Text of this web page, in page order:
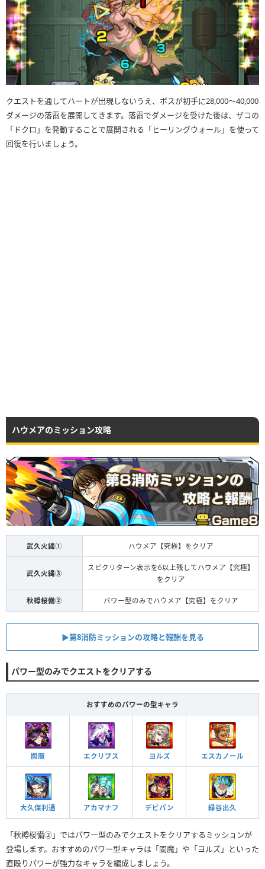
クエストを通してハートが出現しないうえ、ボスが初手に28,000〜40,000
ダメージの落雷を展開してきます。落雷でダメージを受けた後は、ザコの
「ドクロ」を発動することで展開される「ヒーリングウォール」を使って
回復を行いましょう。
ハウメアのミッション攻略
武久火縄① ハウメア【究極】をクリア
武久火縄③
スピクリターン表示を6以上残してハウメア【究極】
をクリア
秋樽桜備② パワー型のみでハウメア【究極】をクリア
▶︎第8消防ミッションの攻略と報酬を見る
パワー型のみでクエストをクリアする
おすすめのパワーの型キャラ
閻魔 エクリプス ヨルズ エスカノール
大久保利通 アカマナフ デビパン 緑谷出久
「秋樽桜備②」ではパワー型のみでクエストをクリアするミッションが
登場します。おすすめのパワー型キャラは「閻魔」や「ヨルズ」といった
直殴りパワーが強力なキャラを編成しましょう。